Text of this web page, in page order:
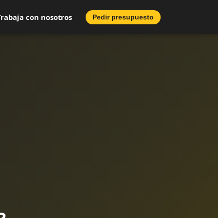
con nosotros Pedir presupuesto